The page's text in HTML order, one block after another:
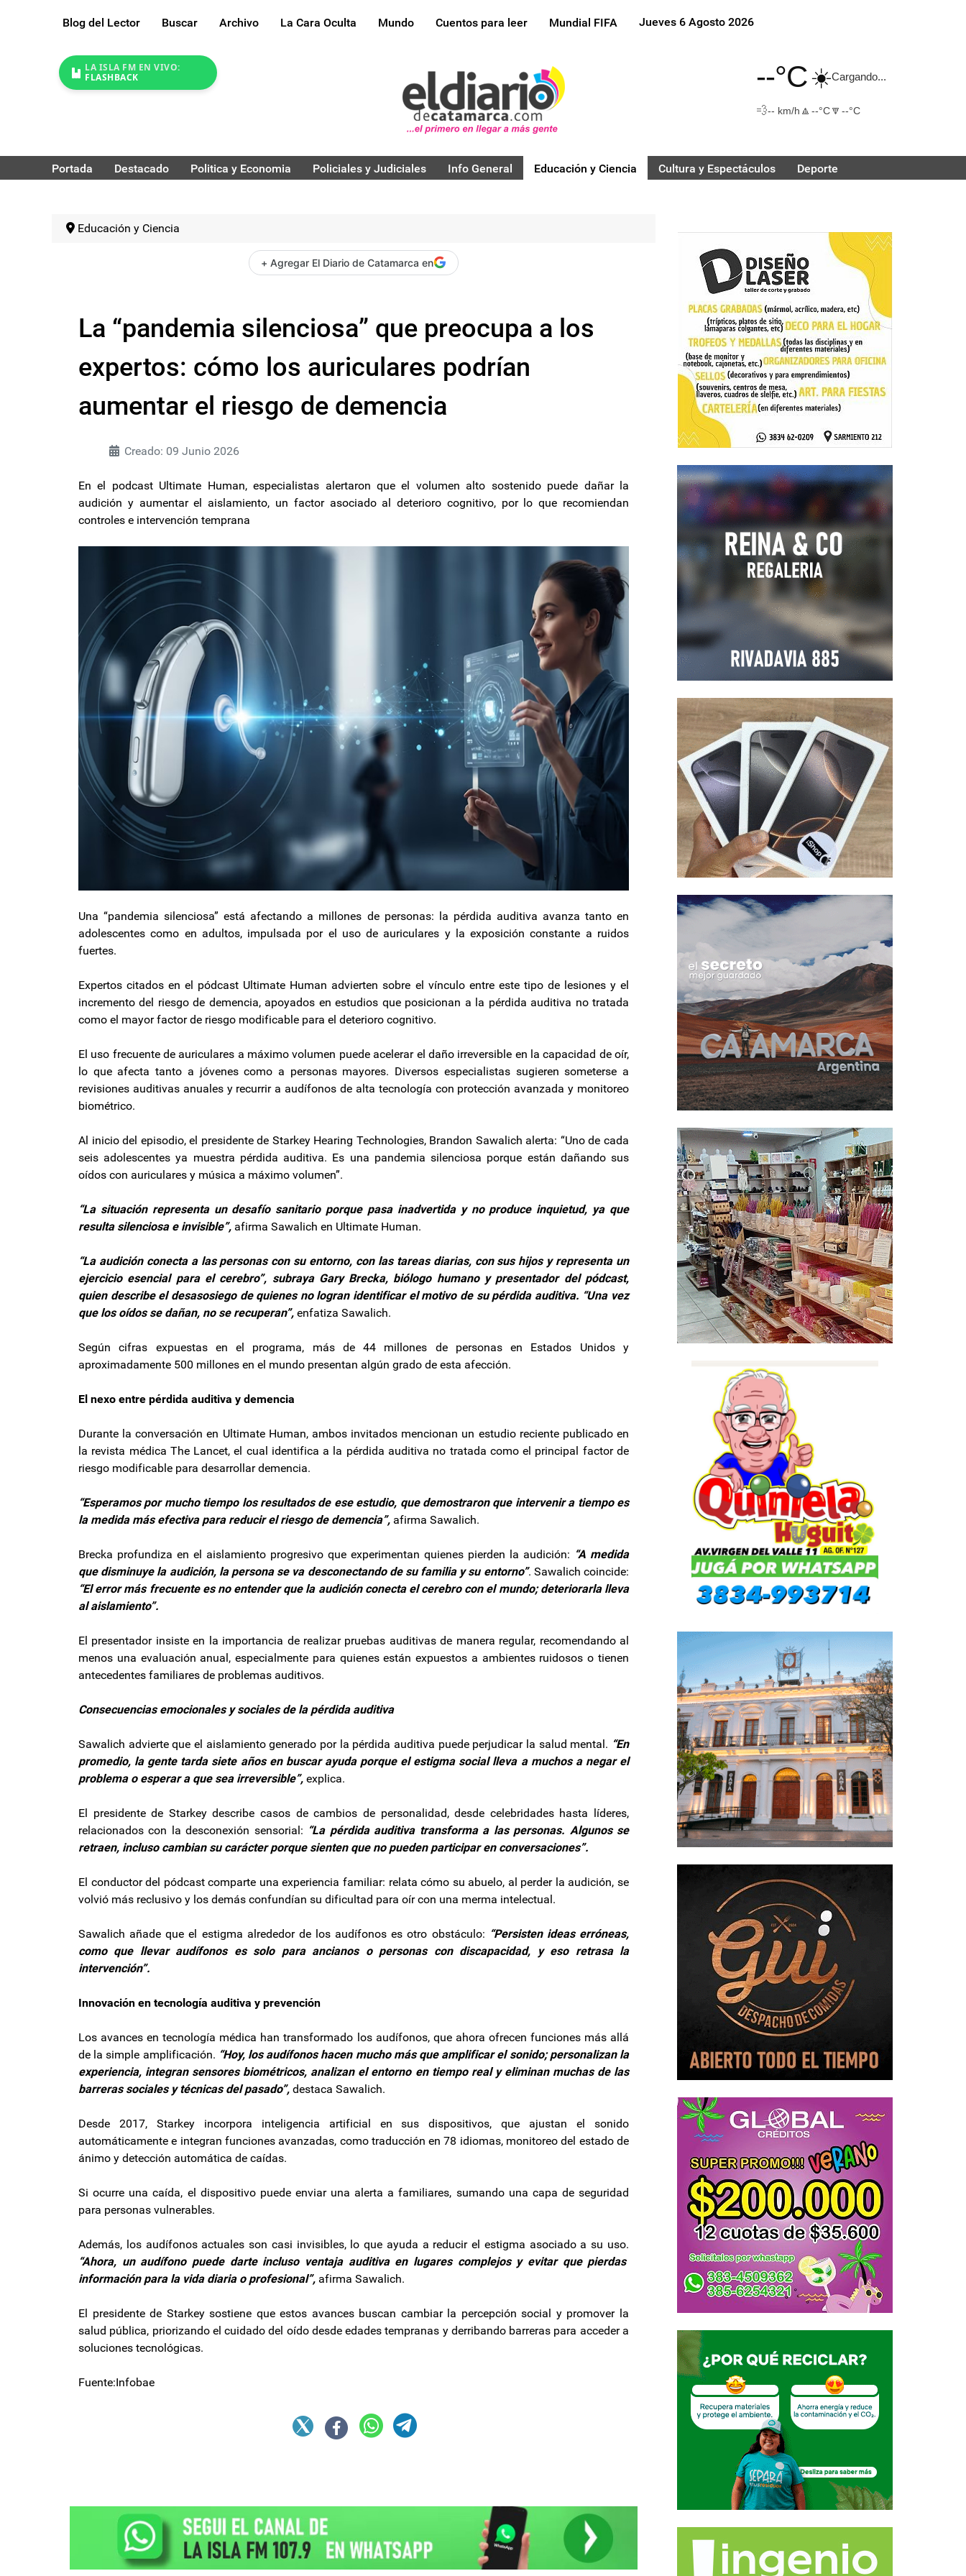
Blog del Lector Buscar Archivo La Cara Oculta Mundo Cuentos para leer Mundial FIFA Jueves 6 Agosto 2026
LA ISLA FM EN VIVO:
FLASHBACK
--°C☀️Cargando...
💨-- km/h 🔼 --°C🔽 --°C
Portada Destacado Politica y Economia Policiales y Judiciales Info General Educación y Ciencia Cultura y Espectáculos Deporte
Educación y Ciencia
+ Agregar El Diario de Catamarca en
La “pandemia silenciosa” que preocupa a los
expertos: cómo los auriculares podrían
aumentar el riesgo de demencia
Creado: 09 Junio 2026
En el podcast Ultimate Human, especialistas alertaron que el volumen alto sostenido puede dañar la
audición y aumentar el aislamiento, un factor asociado al deterioro cognitivo, por lo que recomiendan
controles e intervención temprana
Una “pandemia silenciosa” está afectando a millones de personas: la pérdida auditiva avanza tanto en
adolescentes como en adultos, impulsada por el uso de auriculares y la exposición constante a ruidos
fuertes.
Expertos citados en el pódcast Ultimate Human advierten sobre el vínculo entre este tipo de lesiones y el
incremento del riesgo de demencia, apoyados en estudios que posicionan a la pérdida auditiva no tratada
como el mayor factor de riesgo modificable para el deterioro cognitivo.
El uso frecuente de auriculares a máximo volumen puede acelerar el daño irreversible en la capacidad de oír,
lo que afecta tanto a jóvenes como a personas mayores. Diversos especialistas sugieren someterse a
revisiones auditivas anuales y recurrir a audífonos de alta tecnología con protección avanzada y monitoreo
biométrico.
Al inicio del episodio, el presidente de Starkey Hearing Technologies, Brandon Sawalich alerta: “Uno de cada
seis adolescentes ya muestra pérdida auditiva. Es una pandemia silenciosa porque están dañando sus
oídos con auriculares y música a máximo volumen”.
“La situación representa un desafío sanitario porque pasa inadvertida y no produce inquietud, ya que
resulta silenciosa e invisible”, afirma Sawalich en Ultimate Human.
“La audición conecta a las personas con su entorno, con las tareas diarias, con sus hijos y representa un
ejercicio esencial para el cerebro”, subraya Gary Brecka, biólogo humano y presentador del pódcast,
quien describe el desasosiego de quienes no logran identificar el motivo de su pérdida auditiva. “Una vez
que los oídos se dañan, no se recuperan”, enfatiza Sawalich.
Según cifras expuestas en el programa, más de 44 millones de personas en Estados Unidos y
aproximadamente 500 millones en el mundo presentan algún grado de esta afección.
El nexo entre pérdida auditiva y demencia
Durante la conversación en Ultimate Human, ambos invitados mencionan un estudio reciente publicado en
la revista médica The Lancet, el cual identifica a la pérdida auditiva no tratada como el principal factor de
riesgo modificable para desarrollar demencia.
“Esperamos por mucho tiempo los resultados de ese estudio, que demostraron que intervenir a tiempo es
la medida más efectiva para reducir el riesgo de demencia”, afirma Sawalich.
Brecka profundiza en el aislamiento progresivo que experimentan quienes pierden la audición: “A medida
que disminuye la audición, la persona se va desconectando de su familia y su entorno”. Sawalich coincide:
“El error más frecuente es no entender que la audición conecta el cerebro con el mundo; deteriorarla lleva
al aislamiento”.
El presentador insiste en la importancia de realizar pruebas auditivas de manera regular, recomendando al
menos una evaluación anual, especialmente para quienes están expuestos a ambientes ruidosos o tienen
antecedentes familiares de problemas auditivos.
Consecuencias emocionales y sociales de la pérdida auditiva
Sawalich advierte que el aislamiento generado por la pérdida auditiva puede perjudicar la salud mental. “En
promedio, la gente tarda siete años en buscar ayuda porque el estigma social lleva a muchos a negar el
problema o esperar a que sea irreversible”, explica.
El presidente de Starkey describe casos de cambios de personalidad, desde celebridades hasta líderes,
relacionados con la desconexión sensorial: “La pérdida auditiva transforma a las personas. Algunos se
retraen, incluso cambian su carácter porque sienten que no pueden participar en conversaciones”.
El conductor del pódcast comparte una experiencia familiar: relata cómo su abuelo, al perder la audición, se
volvió más reclusivo y los demás confundían su dificultad para oír con una merma intelectual.
Sawalich añade que el estigma alrededor de los audífonos es otro obstáculo: “Persisten ideas erróneas,
como que llevar audífonos es solo para ancianos o personas con discapacidad, y eso retrasa la
intervención”.
Innovación en tecnología auditiva y prevención
Los avances en tecnología médica han transformado los audífonos, que ahora ofrecen funciones más allá
de la simple amplificación. “Hoy, los audífonos hacen mucho más que amplificar el sonido; personalizan la
experiencia, integran sensores biométricos, analizan el entorno en tiempo real y eliminan muchas de las
barreras sociales y técnicas del pasado”, destaca Sawalich.
Desde 2017, Starkey incorpora inteligencia artificial en sus dispositivos, que ajustan el sonido
automáticamente e integran funciones avanzadas, como traducción en 78 idiomas, monitoreo del estado de
ánimo y detección automática de caídas.
Si ocurre una caída, el dispositivo puede enviar una alerta a familiares, sumando una capa de seguridad
para personas vulnerables.
Además, los audífonos actuales son casi invisibles, lo que ayuda a reducir el estigma asociado a su uso.
“Ahora, un audífono puede darte incluso ventaja auditiva en lugares complejos y evitar que pierdas
información para la vida diaria o profesional”, afirma Sawalich.
El presidente de Starkey sostiene que estos avances buscan cambiar la percepción social y promover la
salud pública, priorizando el cuidado del oído desde edades tempranas y derribando barreras para acceder a
soluciones tecnológicas.
Fuente:Infobae